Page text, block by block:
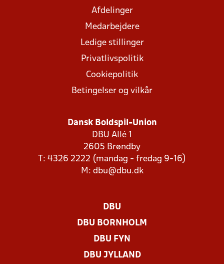
Afdelinger
Medarbejdere
Ledige stillinger
Privatlivspolitik
Cookiepolitik
Betingelser og vilkår
Dansk Boldspil-Union
DBU Allé 1
2605 Brøndby
T: 4326 2222 (mandag - fredag 9-16)
M: dbu@dbu.dk
DBU
DBU BORNHOLM
DBU FYN
DBU JYLLAND